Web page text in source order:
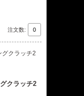
注文数:
クラッチ2